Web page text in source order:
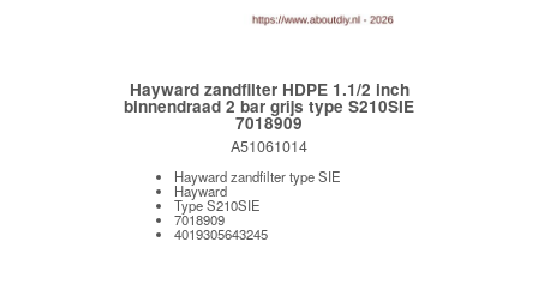
Hayward zandfilter HDPE 1.1/2 inch
binnendraad 2 bar grijs type S210SIE
7018909
A51061014
Hayward zandfilter type SIE
Hayward
Type S210SIE
7018909
4019305643245